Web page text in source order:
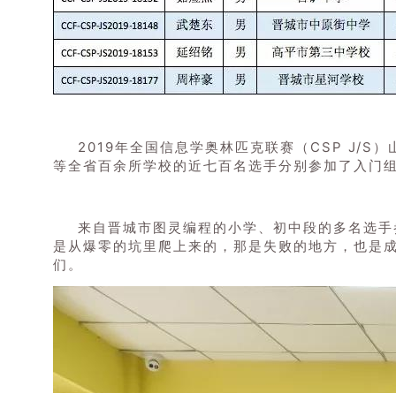
2019年全国信息学奥林匹克联赛（CSP J/S）
等全省百余所学校的近七百名选手分别参加了入门
来自晋城市图灵编程的小学、初中段的多名选
是从爆零的坑里爬上来的，那是失败的地方，也是
们。